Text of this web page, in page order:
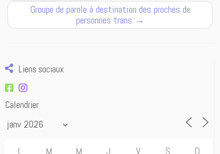
Groupe de parole à destination des proches de
personnes trans →
Liens sociaux
Calendrier
L M M J V S D